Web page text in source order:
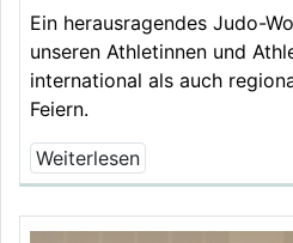
Ein herausragendes Judo-
unseren Athletinnen und
international als auch
Feiern.
Weiterlesen